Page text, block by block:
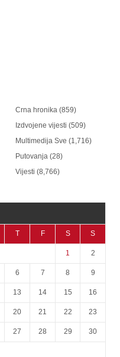
Crna hronika (859)
Izdvojene vijesti (509)
Multimedija Sve (1,716)
Putovanja (28)
Vijesti (8,766)
T F S S
1 2
6 7 8 9
13 14 15 16
20 21 22 23
27 28 29 30